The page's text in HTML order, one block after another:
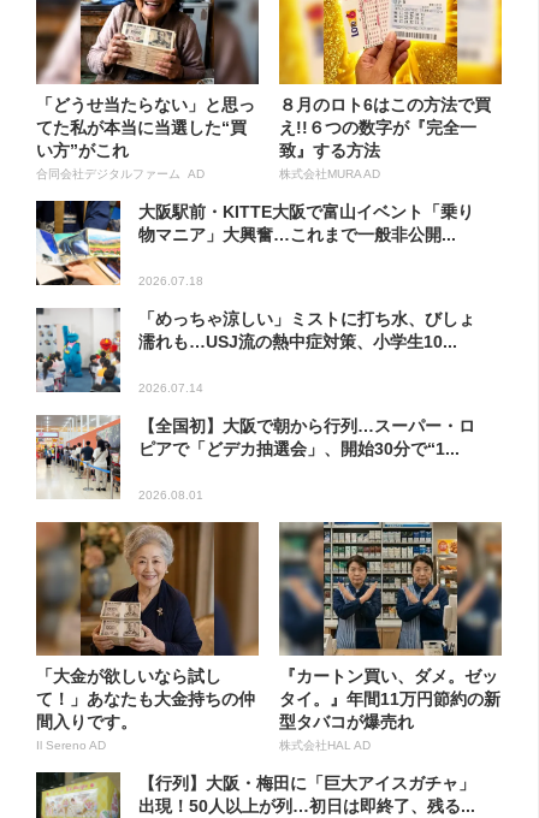
「どうせ当たらない」と思っ
てた私が本当に当選した“買
い方”がこれ
合同会社デジタルファーム AD
８月のロト6はこの方法で買
え!!６つの数字が『完全一
致』する方法
株式会社MURA AD
大阪駅前・KITTE大阪で富山イベント「乗り
物マニア」大興奮…これまで一般非公開...
2026.07.18
「めっちゃ涼しい」ミストに打ち水、びしょ
濡れも…USJ流の熱中症対策、小学生10...
2026.07.14
【全国初】大阪で朝から行列…スーパー・ロ
ピアで「どデカ抽選会」、開始30分で“1...
2026.08.01
「大金が欲しいなら試し
て！」あなたも大金持ちの仲
間入りです。
Il Sereno AD
『カートン買い、ダメ。ゼッ
タイ。』年間11万円節約の新
型タバコが爆売れ
株式会社HAL AD
【行列】大阪・梅田に「巨大アイスガチャ」
出現！50人以上が列…初日は即終了、残る...